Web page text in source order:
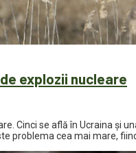
explozii nucleare
Cinci se află în Ucraina și
problema cea mai mare,